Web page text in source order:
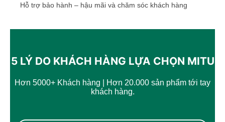
Chính Sách Vận Chuyển & Khuyến Mại Mới
Hỗ trợ bảo hành – hậu mãi và chăm sóc khách hàng
5 LÝ DO KHÁCH HÀNG LỰA CHỌN MITU
Hơn 5000+ Khách hàng | Hơn 20.000 sản phẩm tới tay
khách hàng.